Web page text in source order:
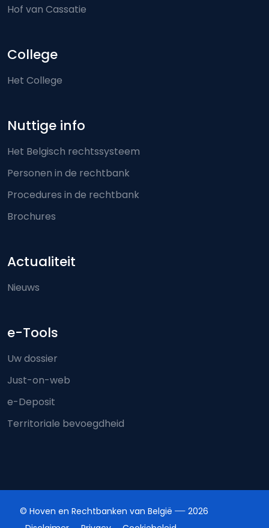
Hof van Cassatie
College
Het College
Nuttige info
Het Belgisch rechtssysteem
Personen in de rechtbank
Procedures in de rechtbank
Brochures
Actualiteit
Nieuws
e-Tools
Uw dossier
Just-on-web
e-Deposit
Territoriale bevoegdheid
© Hoven en Rechtbanken van België
2026